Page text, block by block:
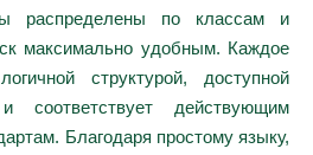
распределены по классам и
максимально удобным. Каждое
структурой, доступной
соответствует действующим
Благодаря простому языку,